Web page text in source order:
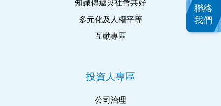
知識傳遞與社會共好
多元化及人權平等
互動專區
投資人專區
公司治理
聯絡
我們